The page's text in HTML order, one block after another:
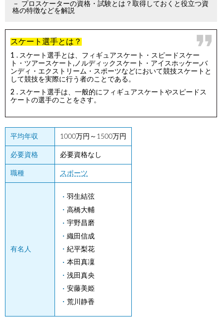
プロスケーターの資格・試験とは？取得しておくと役立つ資
格の特徴などを解説
スケート選手とは？
スケート選手とは、フィギュアスケート・スピードスケー
ト・ツアースケート,ノルディックスケート・アイスホッケー,バ
ンディ・エクストリーム・スポーツなどにおいて競技スケートと
して競技を実際に行う者のことである。
スケート選手は、一般的にフィギュアスケートやスピードス
ケートの選手のことをさす。
平均年収 1000万円～1500万円
必要資格 必要資格なし
職種 スポーツ
有名人
羽生結弦
高橋大輔
宇野昌磨
織田信成
紀平梨花
本田真凜
浅田真央
安藤美姫
荒川静香